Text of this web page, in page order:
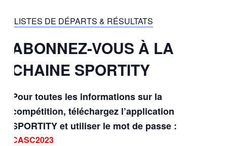
LISTES DE DÉPARTS & RÉSULTATS
ABONNEZ-VOUS À LA
CHAINE SPORTITY
Pour toutes les informations sur la
compétition, téléchargez l’application
SPORTITY et utiliser le mot de passe :
CASC2023